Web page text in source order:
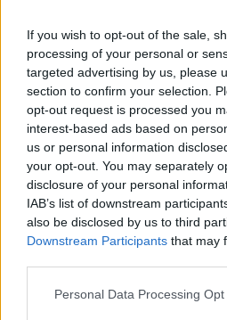
If you wish to opt-out of the sale,
processing of your personal or
targeted advertising by us, please
section to confirm your selection.
opt-out request is processed you
interest-based ads based on
us or personal information
your opt-out. You may separately
disclosure of your personal
IAB’s list of downstream
also be disclosed by us to third
Downstream Participants that may
Personal Data Processing
Περιφερειακού Συμβουλίου